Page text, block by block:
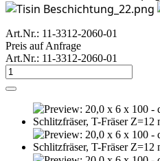
Art.Nr.: 11-3312-2060-01
Preis auf Anfrage
Art.Nr.: 11-3312-2060-01